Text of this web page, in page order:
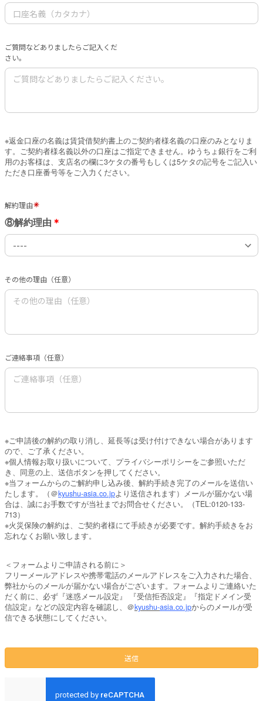
ご質問などありましたらご記入くだ
さい。
※返金口座の名義は賃貸借契約書上のご契約者様名義の口座のみとなりま
す。ご契約者様名義以外の口座はご指定できません。ゆうちょ銀行をご利
用のお客様は、支店名の欄に3ケタの番号もしくは5ケタの記号をご記入い
ただき口座番号等をご入力ください。
解約理由
⑧解約理由 ＊
その他の理由（任意）
ご連絡事項（任意）
※ご申請後の解約の取り消し、延長等は受け付けできない場合があります
ので、ご了承ください。
※個人情報お取り扱いについて、プライバシーポリシーをご参照いただ
き、同意の上、送信ボタンを押してください。
※当フォームからのご解約申し込み後、解約手続き完了のメールを送信い
たします。（＠kyushu-asia.co.jpより送信されます）メールが届かない場
合は、誠にお手数ですが当社までお問合せください。（TEL:0120-133-
713）
※火災保険の解約は、ご契約者様にて手続きが必要です。解約手続きをお
忘れなくお願い致します。
＜フォームよりご申請される前に＞
フリーメールアドレスや携帯電話のメールアドレスをご入力された場合、
弊社からのメールが届かない場合がございます。フォームよりご連絡いた
だく前に、必ず『迷惑メール設定』 『受信拒否設定』『指定ドメイン受
信設定』などの設定内容を確認し、＠kyushu-asia.co.jpからのメールが受
信できる状態にしてください。
送信